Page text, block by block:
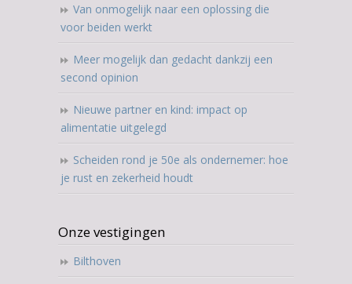
Van onmogelijk naar een oplossing die
voor beiden werkt
Meer mogelijk dan gedacht dankzij een
second opinion
Nieuwe partner en kind: impact op
alimentatie uitgelegd
Scheiden rond je 50e als ondernemer: hoe
je rust en zekerheid houdt
Onze vestigingen
Bilthoven